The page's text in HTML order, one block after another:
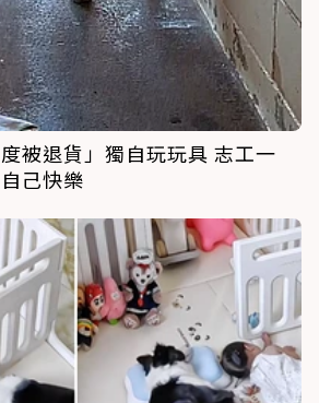
被退貨」獨自玩玩具 志工一
己快樂